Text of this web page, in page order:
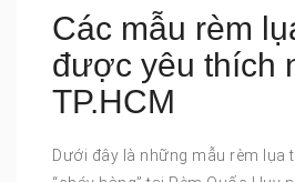
Các mẫu rèm
được yêu thích
TP.HCM
Dưới đây là những mẫu rèm lụa